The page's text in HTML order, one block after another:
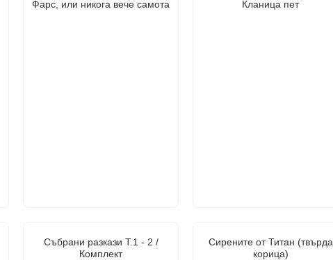
Фарс, или никога вече самота Кланица пет
Събрани разкази Т.1 - 2 /
Комплект
Сирените от Титан (твърда
корица)